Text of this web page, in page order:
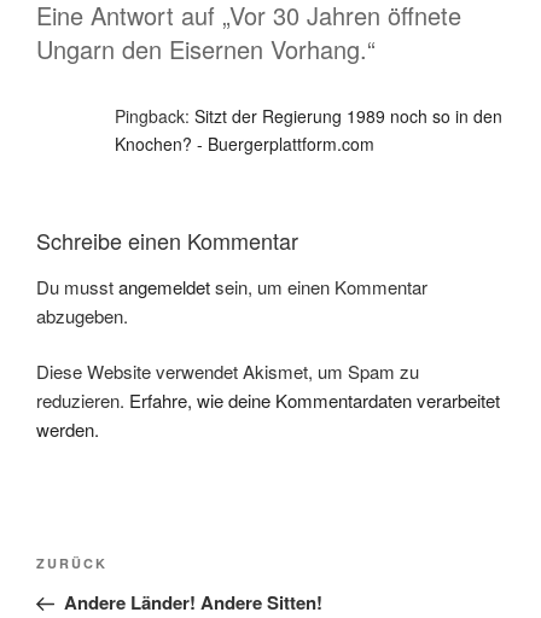
Eine Antwort auf „Vor 30 Jahren öffnete
Ungarn den Eisernen Vorhang.“
Pingback: Sitzt der Regierung 1989 noch so in den
Knochen? - Buergerplattform.com
Schreibe einen Kommentar
Du musstangemeldetsein, um einen Kommentar
abzugeben.
Diese Website verwendet Akismet, um Spam zu
reduzieren. Erfahre, wie deine Kommentardaten verarbeitet
werden.
Beitragsnavigation
Vorheriger
Beitrag
ZURÜCK
Andere Länder! Andere Sitten!